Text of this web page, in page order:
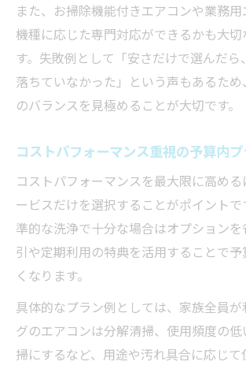
ツ
見積もり比較でエアコンクリ
節約
エアコンクリーニングの割引
ク
失敗しないためのエアコンクリ
時期を選んで費用を大幅に節約
オプション追加を見極める費
ト
また、お掃除機能付きエアコンや業務用
機種に応じた専門対応ができるかも大切
す。失敗例として「安さだけで選んだら
落ちていなかった」という声もあるた
のバランスを見極めることが大切です。
コストパフォーマンス重視の予算内
コストパフォーマンスを最大限に高め
ービスだけを選択することがポイントで
準的な洗浄で十分な場合はオプションを
引や定期利用の特典を活用することで
くなります。
具体的なプラン例としては、家族全員
グのエアコンは分解清掃、使用頻度の
掃にするなど、用途や汚れ具合に応じ